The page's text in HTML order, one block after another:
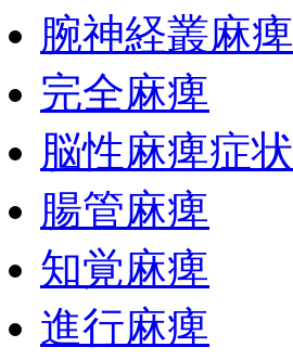
腕神経叢麻痺
完全麻痺
脳性麻痺症状
腸管麻痺
知覚麻痺
進行麻痺